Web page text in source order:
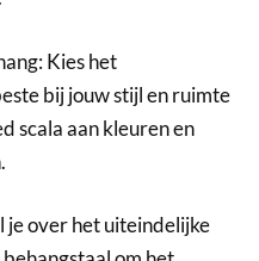
Kies het
bij jouw stijl en ruimte
scala aan kleuren en
je over het uiteindelijke